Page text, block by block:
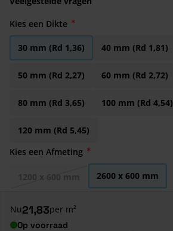
Kies een Dikte
30 mm (Rd 1,36) 40 mm (Rd 1,81)
50 mm (Rd 2,27) 60 mm (Rd 2,72)
80 mm (Rd 3,65) 100 mm (Rd 4,54)
120 mm (Rd 5,45)
Kies een Afmeting
2600 x 600 mm
Nu21,83per m²
Op voorraad